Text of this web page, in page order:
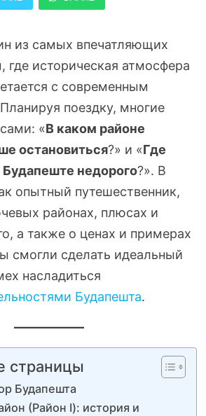
из самых впечатляющих
где историческая атмосфера
с современным
поездку, многие
«В каком районе
остановиться?» и «Где
Будапеште недорого?». В
опытный путешественник,
районах, плюсах и
а также о ценах и примерах
смогли сделать идеальный
насладиться
Будапешта.
страницы
Будапешта
(Район I): история и